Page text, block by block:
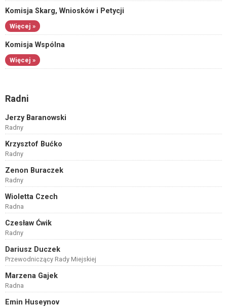
Komisja Skarg, Wniosków i Petycji
Więcej »
Komisja Wspólna
Więcej »
Radni
Jerzy Baranowski
Radny
Krzysztof Bućko
Radny
Zenon Buraczek
Radny
Wioletta Czech
Radna
Czesław Ćwik
Radny
Dariusz Duczek
Przewodniczący Rady Miejskiej
Marzena Gajek
Radna
Emin Huseynov